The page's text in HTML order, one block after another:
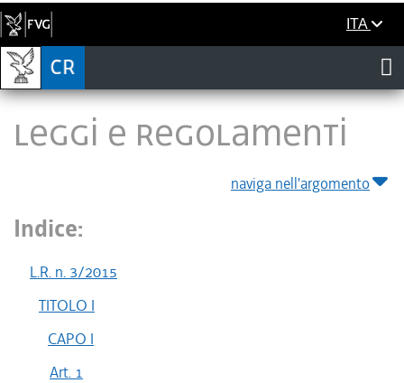
ITA
LEGGI E REGOLAMENTI
naviga nell'argomento
Indice:
L.R. n. 3/2015
TITOLO I
CAPO I
Art. 1